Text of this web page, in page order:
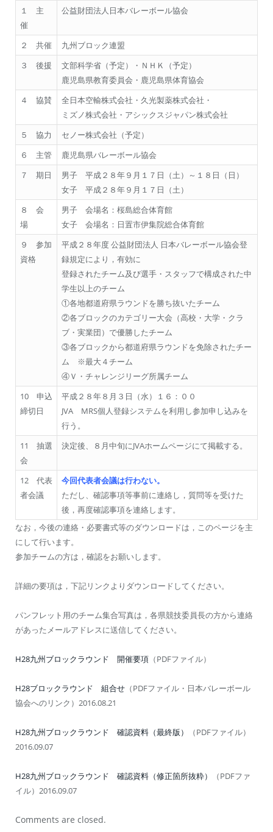
１ 主
催
公益財団法人日本バレーボール協会
２ 共催
九州ブロック連盟
３ 後援
文部科学省（予定）・ＮＨＫ（予定）
鹿児島県教育委員会・鹿児島県体育協会
４ 協賛
全日本空輸株式会社・久光製薬株式会社・
ミズノ株式会社・アシックスジャパン株式会社
５ 協力
セノー株式会社（予定）
６ 主管
鹿児島県バレーボール協会
７ 期日
男子 平成２８年９月１７日（土）～１８日（日）
女子 平成２８年９月１７日（土）
８ 会
場
男子 会場名：桜島総合体育館
女子 会場名：日置市伊集院総合体育館
９ 参加
資格
平成２８年度 公益財団法人 日本バレーボール協会登
録規定により，有効に
登録されたチーム及び選手・スタッフで構成された中
学生以上のチーム
①各地都道府県ラウンドを勝ち抜いたチーム
②各ブロックのカテゴリー大会（高校・大学・クラ
ブ・実業団）で優勝したチーム
③各ブロックから都道府県ラウンドを免除されたチー
ム ※最大４チーム
④Ｖ・チャレンジリーグ所属チーム
10 申込
締切日
平成２８年８月３日（水）１６：００
JVA MRS個人登録システムを利用し参加申し込みを
行う。
11 抽選
会
決定後、８月中旬にJVAホームページにて掲載する。
12 代表
者会議
今回代表者会議は行わない。
ただし、確認事項等事前に連絡し，質問等を受けた
後，再度確認事項を連絡します。
なお，今後の連絡・必要書式等のダウンロードは，このページを主
にして行います。
参加チームの方は，確認をお願いします。
詳細の要項は，下記リンクよりダウンロードしてください。
パンフレット用のチーム集合写真は，各県競技委員長の方から連絡
があったメールアドレスに送信してください。
H28九州ブロックラウンド 開催要項 （PDFファイル）
H28ブロックラウンド 組合せ （PDFファイル・日本バレーボール
協会へのリンク）2016.08.21
H28九州ブロックラウンド 確認資料（最終版）
（PDFファイル）
2016.09.07
H28九州ブロックラウンド 確認資料（修正箇所抜粋）
（PDFファ
イル）2016.09.07
Comments are closed.